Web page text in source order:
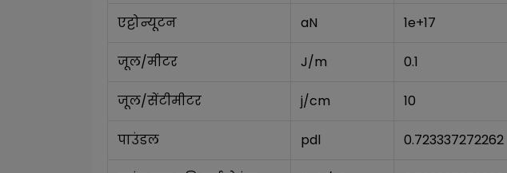
एट्टोन्यूटन aN 1e+17
जूल/मीटर J/m 0.1
जूल/सेंटीमीटर j/cm 10
पाउंडल pdl 0.723337272262